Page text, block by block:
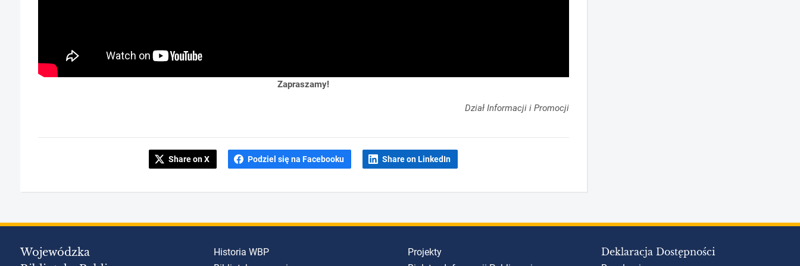
Zapraszamy!
Dział Informacji i Promocji
Share on X Podziel się na Facebooku Share on LinkedIn
Wojewódzka
Historia WBP
Projekty
Deklaracja Dostępności